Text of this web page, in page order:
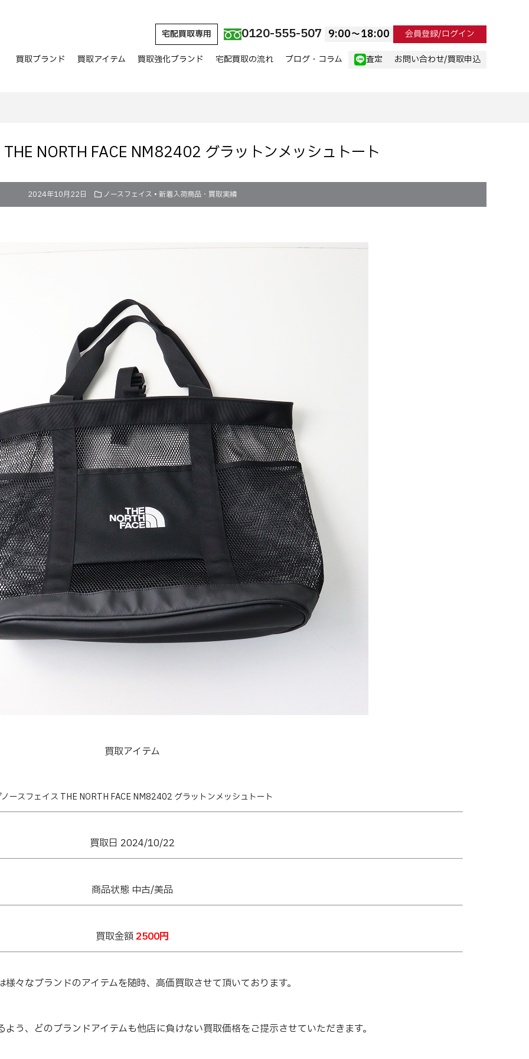
宅配買取専用 0120-555-507 9:00〜18:00 会員登録/ログイン
買取ブランド 買取アイテム 買取強化ブランド 宅配買取の流れ ブログ・コラム 査定 お問い合わせ/買取申込
NORTH FACE NM82402 グラットンメッシュトート
2024年10月22日 ノースフェイス • 新着入荷商品・買取実績
買取アイテム
ースフェイス THE NORTH FACE NM82402 グラットンメッシュトート
買取日 2024/10/22
商品状態 中古/美品
買取金額 2500円
様々なブランドのアイテムを随時、高価買取させて頂いております。
う、どのブランドアイテムも他店に負けない買取価格をご提示させていただきます。